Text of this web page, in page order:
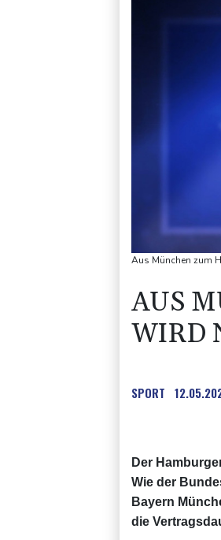
Aus München zum
AUS
WIRD
SPORT
Der
Wie der
Bayern
die